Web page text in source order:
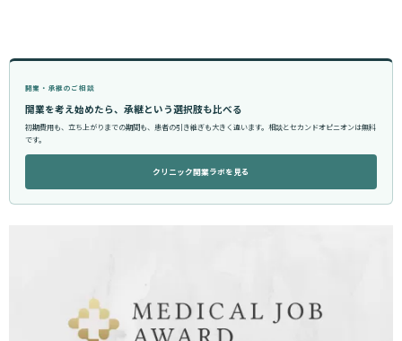
開業・承継のご相談
開業を考え始めたら、承継という選択肢も比べる
初期費用も、立ち上がりまでの期間も、患者の引き継ぎも大きく違います。相談とセカンドオピニオンは無料
です。
クリニック開業ラボを見る